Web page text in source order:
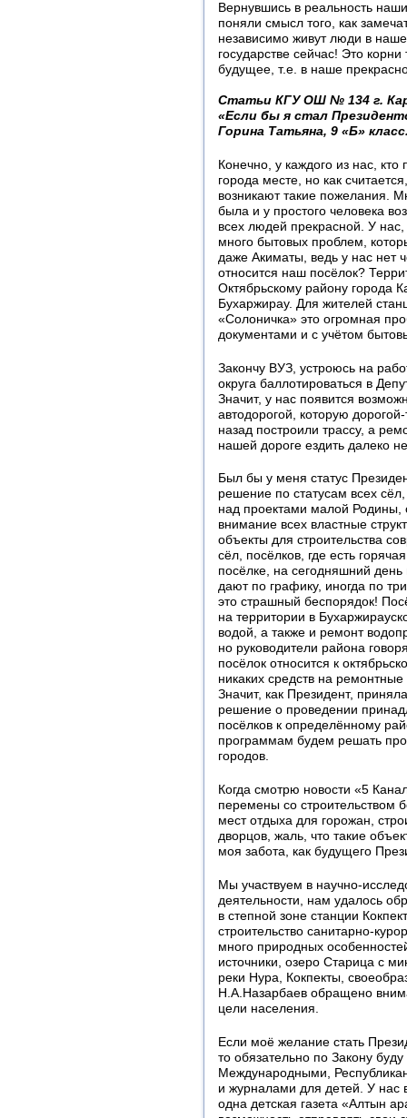
Вернувшись в реальность
поняли смысл того, как
независимо живут люди в
государстве сейчас! Это корни
будущее, т.е. в наше
Статьи КГУ ОШ № 134 г.
«Если бы я стал
Горина Татьяна, 9 «Б»
Конечно, у каждого из нас,
города месте, но как
возникают такие пожелания.
была и у простого человека
всех людей прекрасной. У
много бытовых проблем,
даже Акиматы, ведь у нас нет
относится наш посёлок?
Октябрьскому району города
Бухаржирау. Для жителей
«Солоничка» это огромная
документами и с учётом
Закончу ВУЗ, устроюсь на
округа баллотироваться в
Значит, у нас появится
автодорогой, которую
назад построили трассу, а
нашей дороге ездить далеко
Был бы у меня статус
решение по статусам всех
над проектами малой Родины,
внимание всех властные
объекты для строительства
сёл, посёлков, где есть
посёлке, на сегодняшний
дают по графику, иногда по
это страшный беспорядок!
на территории в
водой, а также и ремонт
но руководители района
посёлок относится к
никаких средств на
Значит, как Президент,
решение о проведении
посёлков к определённому
программам будем решать
городов.
Когда смотрю новости «5
перемены со строительством
мест отдыха для горожан,
дворцов, жаль, что такие
моя забота, как будущего
Мы участвуем в научно-
деятельности, нам удалось
в степной зоне станции
строительство санитарно-
много природных
источники, озеро Старица с
реки Нура, Кокпекты,
Н.А.Назарбаев обращено
цели населения.
Если моё желание стать
то обязательно по Закону
Международными,
и журналами для детей. У нас
одна детская газета «Алтын